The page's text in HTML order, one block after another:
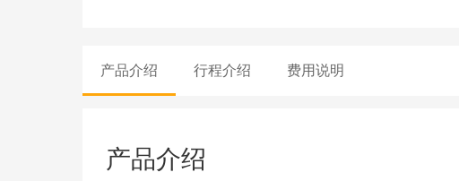
产品介绍 行程介绍 费用说明
产品介绍